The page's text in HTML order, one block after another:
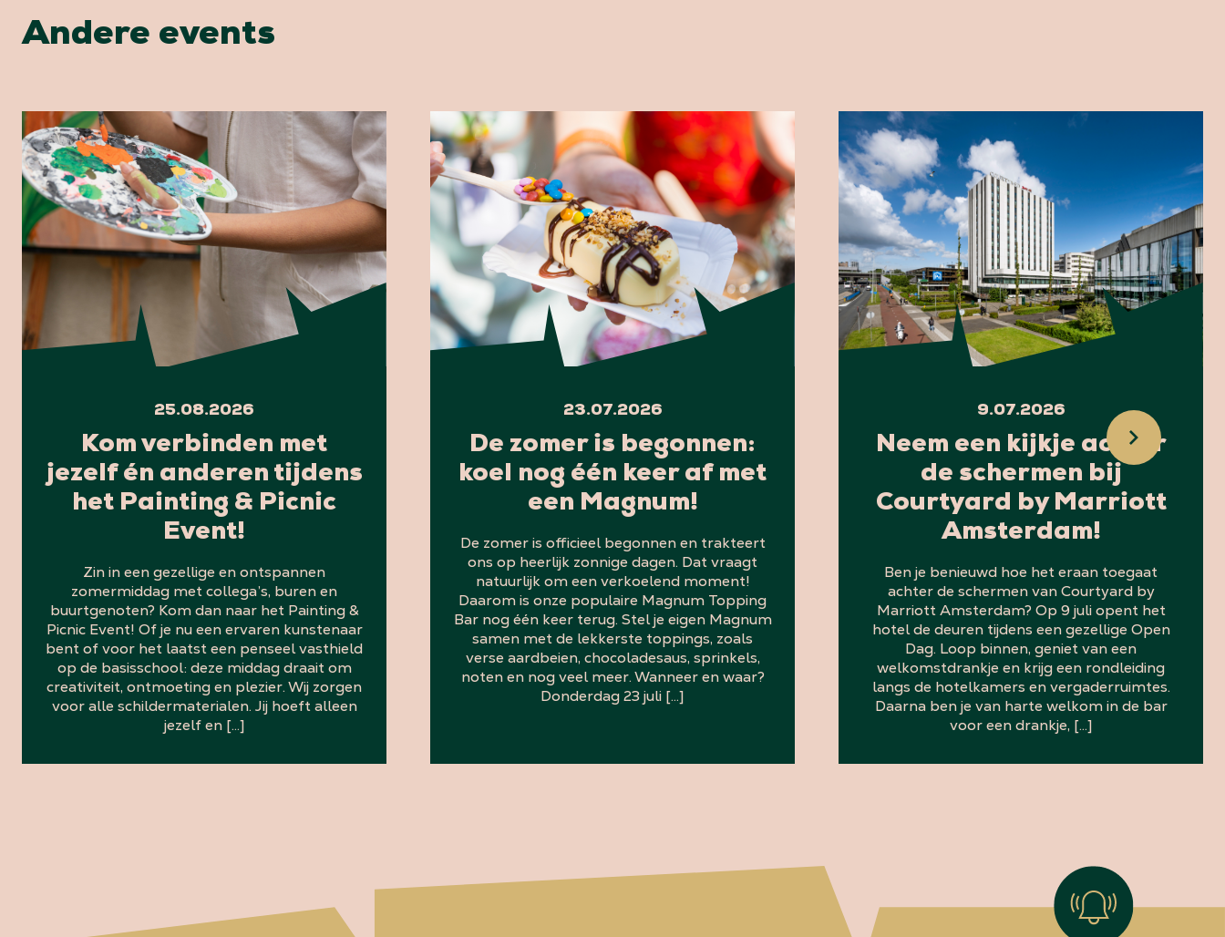
Andere events
25.08.2026
Kom verbinden met
jezelf én anderen tijdens
het Painting & Picnic
Event!
Zin in een gezellige en ontspannen
zomermiddag met collega’s, buren en
buurtgenoten? Kom dan naar het Painting &
Picnic Event! Of je nu een ervaren kunstenaar
bent of voor het laatst een penseel vasthield
op de basisschool: deze middag draait om
creativiteit, ontmoeting en plezier. Wij zorgen
voor alle schildermaterialen. Jij hoeft alleen
jezelf en […]
23.07.2026
De zomer is begonnen:
koel nog één keer af met
een Magnum!
De zomer is officieel begonnen en trakteert
ons op heerlijk zonnige dagen. Dat vraagt
natuurlijk om een verkoelend moment!
Daarom is onze populaire Magnum Topping
Bar nog één keer terug. Stel je eigen Magnum
samen met de lekkerste toppings, zoals
verse aardbeien, chocoladesaus, sprinkels,
noten en nog veel meer. Wanneer en waar?
Donderdag 23 juli […]
9.07.2026
Neem een kijkje achter
de schermen bij
Courtyard by Marriott
Amsterdam!
Ben je benieuwd hoe het eraan toegaat
achter de schermen van Courtyard by
Marriott Amsterdam? Op 9 juli opent het
hotel de deuren tijdens een gezellige Open
Dag. Loop binnen, geniet van een
welkomstdrankje en krijg een rondleiding
langs de hotelkamers en vergaderruimtes.
Daarna ben je van harte welkom in de bar
voor een drankje, […]